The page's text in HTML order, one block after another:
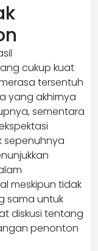
cukup kuat
tersentuh
yang akhirnya
sementara
sepenuhnya
meskipun tidak
sama untuk
diskusi tentang
penonton